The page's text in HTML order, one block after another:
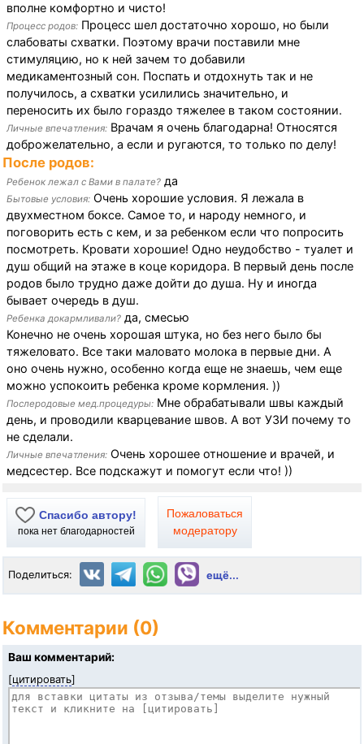
вполне комфортно и чисто!
Процесс родов: Процесс шел достаточно хорошо, но были
слабоваты схватки. Поэтому врачи поставили мне
стимуляцию, но к ней зачем то добавили
медикаментозный сон. Поспать и отдохнуть так и не
получилось, а схватки усилились значительно, и
переносить их было гораздо тяжелее в таком состоянии.
Личные впечатления: Врачам я очень благодарна! Относятся
доброжелательно, а если и ругаются, то только по делу!
После родов:
Ребенок лежал с Вами в палате? да
Бытовые условия: Очень хорошие условия. Я лежала в
двухместном боксе. Самое то, и народу немного, и
поговорить есть с кем, и за ребенком если что попросить
посмотреть. Кровати хорошие! Одно неудобство - туалет и
душ общий на этаже в коце коридора. В первый день после
родов было трудно даже дойти до душа. Ну и иногда
бывает очередь в душ.
Ребенка докармливали? да, смесью
Конечно не очень хорошая штука, но без него было бы
тяжеловато. Все таки маловато молока в первые дни. А
оно очень нужно, особенно когда еще не знаешь, чем еще
можно успокоить ребенка кроме кормления. ))
Послеродовые мед.процедуры: Мне обрабатывали швы каждый
день, и проводили кварцевание швов. А вот УЗИ почему то
не сделали.
Личные впечатления: Очень хорошее отношение и врачей, и
медсестер. Все подскажут и помогут если что! ))
Спасибо автору!
пока нет благодарностей
Пожаловаться
модератору
Поделиться: ещё...
Комментарии (0)
Ваш комментарий:
[цитировать]